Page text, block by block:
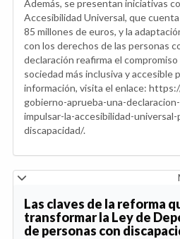
Además, se presentan iniciativas
Accesibilidad Universal, que
85 millones de euros, y la
con los derechos de las personas
declaración reafirma el
sociedad más inclusiva y accesible
información, visita el enlace:
gobierno-aprueba-una-
impulsar-la-accesibilidad-
discapacidad/.
Las claves de la reforma
transformar la Ley de
de personas con